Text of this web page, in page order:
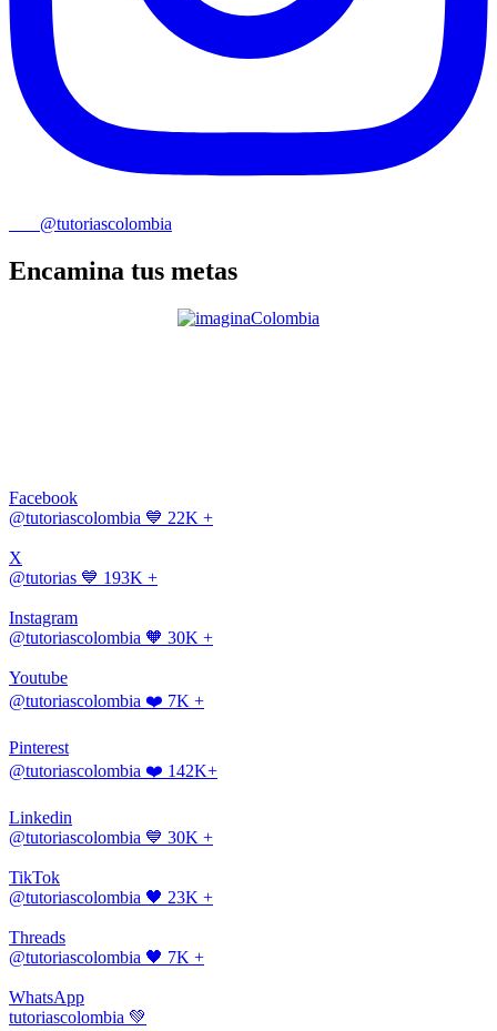
@tutoriascolombia
Encamina tus metas
Facebook
@tutoriascolombia 💙 22K +
X
@tutorias 💙 193K +
Instagram
@tutoriascolombia 🧡 30K +
Youtube
@tutoriascolombia ❤️ 7K +
Pinterest
@tutoriascolombia ❤️ 142K+
Linkedin
@tutoriascolombia 💙 30K +
TikTok
@tutoriascolombia 🖤 23K +
Threads
@tutoriascolombia 🖤 7K +
WhatsApp
tutoriascolombia 💚